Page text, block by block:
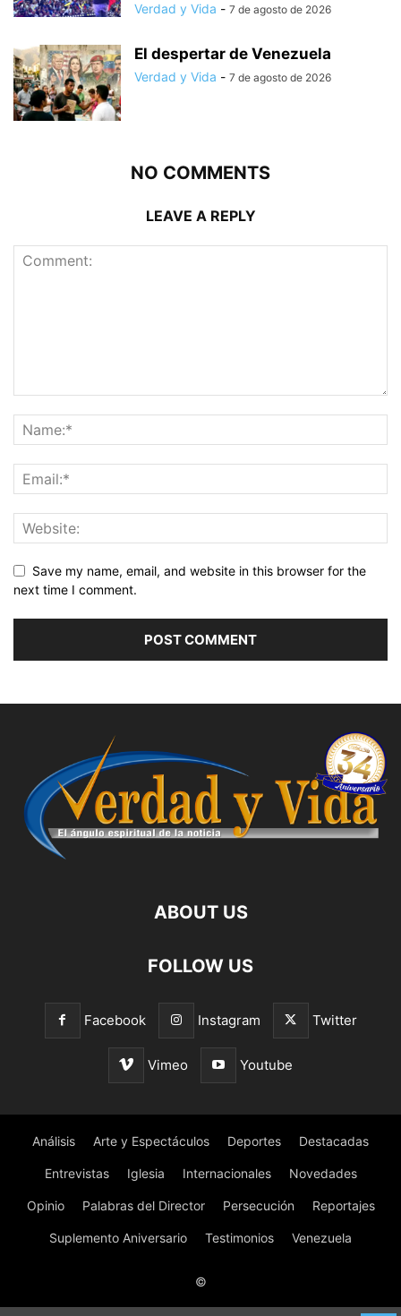
Verdad y Vida - 7 de agosto de 2026
El despertar de Venezuela
Verdad y Vida - 7 de agosto de 2026
NO COMMENTS
LEAVE A REPLY
Save my name, email, and website in this browser for the
next time I comment.
ABOUT US
FOLLOW US
Facebook Instagram Twitter
Vimeo Youtube
Análisis Arte y Espectáculos Deportes Destacadas
Entrevistas Iglesia Internacionales Novedades
Opinio Palabras del Director Persecución Reportajes
Suplemento Aniversario Testimonios Venezuela
©